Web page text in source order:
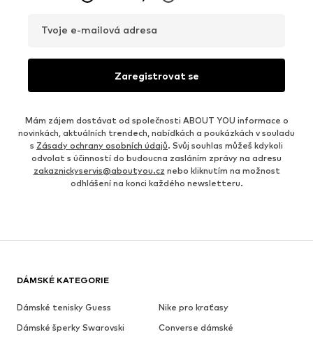
Tvoje e-mailová adresa
Zaregistrovat se
Mám zájem dostávat od společnosti ABOUT YOU informace o
novinkách, aktuálních trendech, nabídkách a poukázkách v souladu
s Zásady ochrany osobních údajů. Svůj souhlas můžeš kdykoli
odvolat s účinností do budoucna zasláním zprávy na adresu
zakaznickyservis@aboutyou.cz nebo kliknutím na možnost
odhlášení na konci každého newsletteru.
DÁMSKÉ KATEGORIE
Dámské tenisky Guess
Nike pro kraťasy
Dámské šperky Swarovski
Converse dámské